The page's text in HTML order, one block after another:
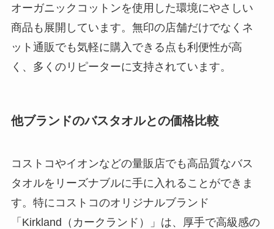
オーガニックコットンを使用した環境にやさしい
商品も展開しています。無印の店舗だけでなくネ
ット通販でも気軽に購入できる点も利便性が高
く、多くのリピーターに支持されています。
他ブランドのバスタオルとの価格比較
コストコやイオンなどの量販店でも高品質なバス
タオルをリーズナブルに手に入れることができま
す。特にコストコのオリジナルブランド
「Kirkland（カークランド）」は、厚手で高級感の